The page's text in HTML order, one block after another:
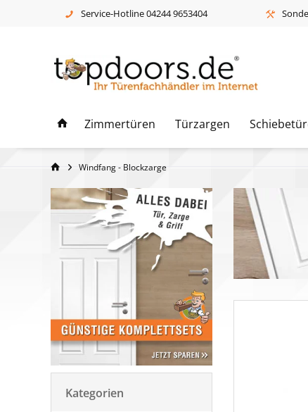
Service-Hotline 04244 9653404
Zimmertüren Türzargen
Windfang - Blockzarge
Kategorien